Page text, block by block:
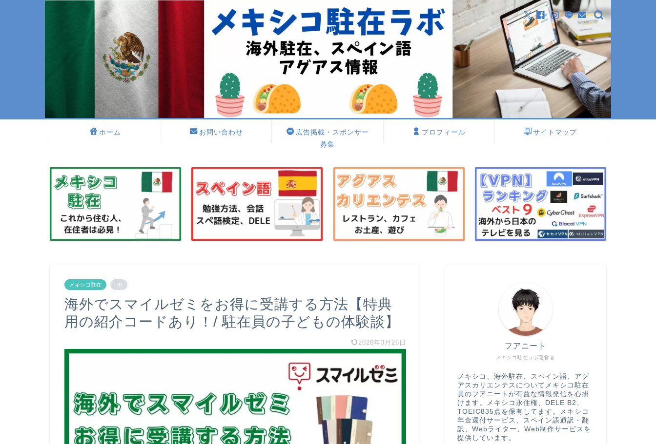
ホーム お問い合わせ
広告掲載・スポンサー
募集
プロフィール サイトマップ
メキシコ駐在 PR
海外でスマイルゼミをお得に受講する方法【特典
用の紹介コードあり！/ 駐在員の子どもの体験談】
2026年3月26日
メキシコ駐在ラボ運営者
フアニート
メキシコ、海外駐在、スペイン語、アグ
アスカリエンテスについてメキシコ駐在
員のフアニートが有益な情報発信を心掛
けます。メキシコ永住権、DELE B2、
TOEIC835点を保有してます。メキシコ
年金還付サービス、スペイン語通訳・翻
訳、Webライター、Web制作サービスを
提供しています。